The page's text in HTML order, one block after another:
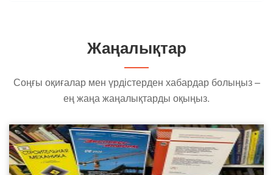
Жаңалықтар
Соңғы оқиғалар мен үрдістерден хабардар болыңыз –
ең жаңа жаңалықтарды оқыңыз.